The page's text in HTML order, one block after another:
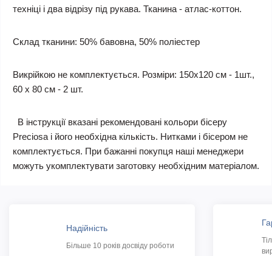
техніці і два відрізу під рукава. Тканина - атлас-коттон.
Склад тканини: 50% бавовна, 50% поліестер
Викрійкою не комплектується. Розміри: 150х120 см - 1шт.,
60 х 80 см - 2 шт.
В інструкції вказані рекомендовані кольори бісеру
Preciosa і його необхідна кількість. Нитками і бісером не
комплектується. При бажанні покупця наші менеджери
можуть укомплектувати заготовку необхідним матеріалом.
Надійність
Більше 10 років досвіду роботи